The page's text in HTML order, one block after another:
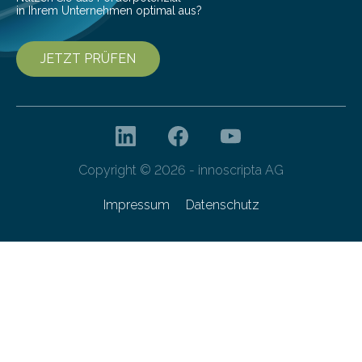
in Ihrem Unternehmen optimal aus?
JETZT PRÜFEN
Copyright © 2026 - innoscripta AG
Impressum Datenschutz